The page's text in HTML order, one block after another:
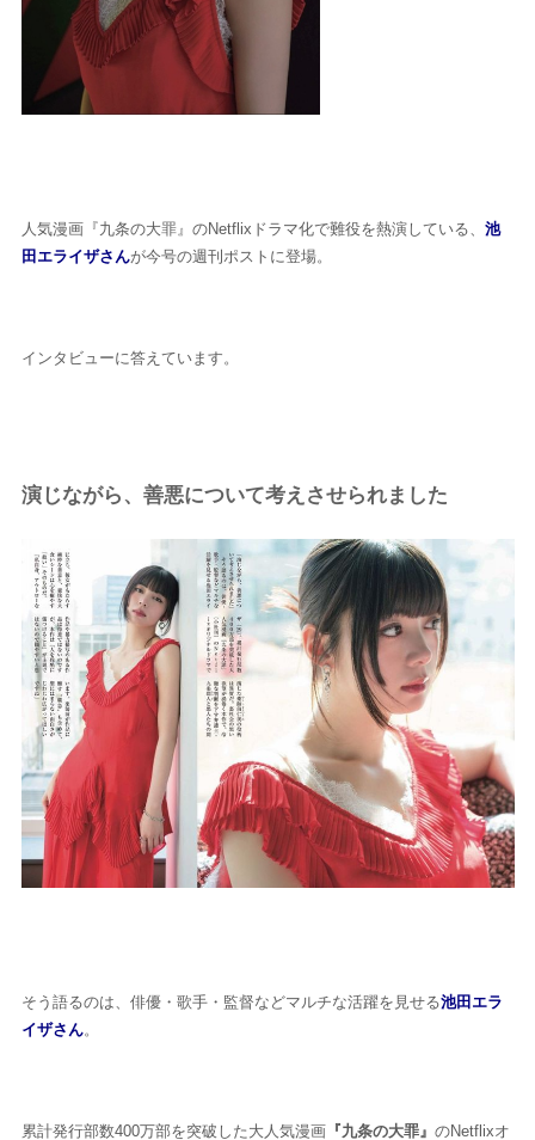
人気漫画『九条の大罪』のNetflixドラマ化で難役を熱演している、 池
田エライザさんが今号の週刊ポストに登場。
インタビューに答えています。
演じながら、善悪について考えさせられました
そう語るのは、俳優・歌手・監督などマルチな活躍を見せる池田エラ
イザさん。
累計発行部数400万部を突破した大人気漫画『九条の大罪』 のNetflixオ